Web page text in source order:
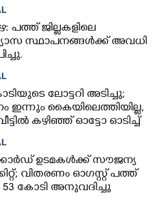
പത്ത് ജില്ലകളിലെ
സ്ഥാപനങ്ങൾക്ക് അവധി
ലോട്ടറി അടിച്ചു;
ഇന്നും കൈയിലെത്തിയില്ല,
കഴിഞ്ഞ് ഓട്ടോ ഓടിച്ച്
ഉടമകൾക്ക് സൗജന്യ
വിതരണം ഓഗസ്റ്റ് പത്ത്
കോടി അനുവദിച്ചു